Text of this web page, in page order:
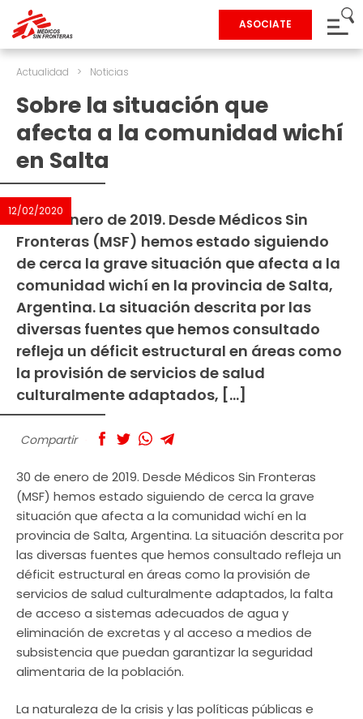
ASOCIATE
Actualidad > Noticias
Sobre la situación que
afecta a la comunidad wichí
en Salta
12/02/2020
30 de enero de 2019. Desde Médicos Sin
Fronteras (MSF) hemos estado siguiendo
de cerca la grave situación que afecta a la
comunidad wichí en la provincia de Salta,
Argentina. La situación descrita por las
diversas fuentes que hemos consultado
refleja un déficit estructural en áreas como
la provisión de servicios de salud
culturalmente adaptados, […]
Compartir
30 de enero de 2019. Desde Médicos Sin Fronteras
(MSF) hemos estado siguiendo de cerca la grave
situación que afecta a la comunidad wichí en la
provincia de Salta, Argentina. La situación descrita por
las diversas fuentes que hemos consultado refleja un
déficit estructural en áreas como la provisión de
servicios de salud culturalmente adaptados, la falta
de acceso a sistemas adecuados de agua y
eliminación de excretas y al acceso a medios de
subsistencia que puedan garantizar la seguridad
alimentaria de la población.
La naturaleza de la crisis y las políticas públicas e